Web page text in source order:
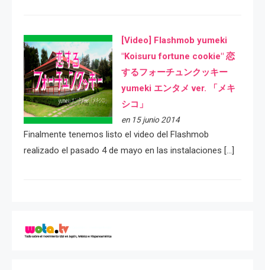
[Video] Flashmob yumeki
"Koisuru fortune cookie" 恋
するフォーチュンクッキー
yumeki エンタメ ver. 「メキ
シコ」
en 15 junio 2014
Finalmente tenemos listo el video del Flashmob
realizado el pasado 4 de mayo en las instalaciones […]